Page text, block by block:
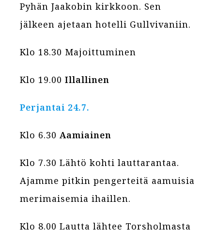
Pyhän Jaakobin kirkkoon. Sen
jälkeen ajetaan hotelli Gullvivaniin.
Klo 18.30 Majoittuminen
Klo 19.00Illallinen
Perjantai 24.7.
Klo 6.30Aamiainen
Klo 7.30 Lähtö kohti lauttarantaa.
Ajamme pitkin pengerteitä aamuisia
merimaisemia ihaillen.
Klo 8.00 Lautta lähtee Torsholmasta